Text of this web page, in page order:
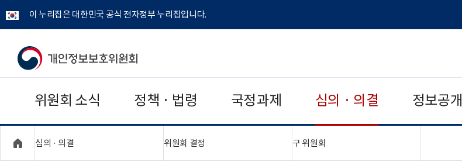
이 누리집은 대한민국 공식 전자정부 누리집입니다.
개
보
위원회 소식 정책 · 법령 국정과제 심의 · 의결 정보공개
심의 · 의결 위원회 결정 구 위원회